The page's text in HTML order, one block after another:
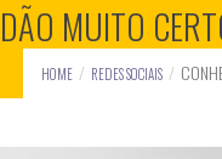
MUITO
HOME REDES SOCIAIS